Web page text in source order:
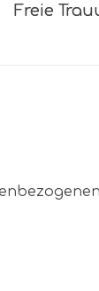
Freie